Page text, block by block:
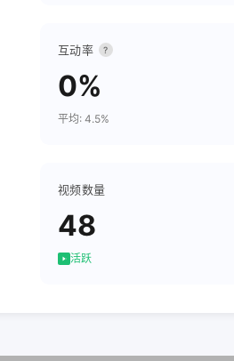
互动率 ?
0%
平均: 4.5%
视频数量
48
活跃